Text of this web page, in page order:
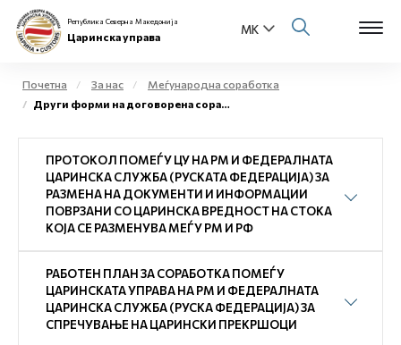
Физички лица
Бизнис заедница
Open
Open
Медиа центар
Република Северна Македонија
Царинска управа
Почетна За нас
Меѓународна соработка
Други форми на договорена соработка
ПРОТОКОЛ ПОМЕЃУ ЦУ НА РМ И ФЕДЕРАЛНАТА
ЦАРИНСКА СЛУЖБА (РУСКАТА ФЕДЕРАЦИЈА) ЗА
РАЗМЕНА НА ДОКУМЕНТИ И ИНФОРМАЦИИ
ПОВРЗАНИ СО ЦАРИНСКА ВРЕДНОСТ НА СТОКА
КОЈА СЕ РАЗМЕНУВА МЕЃУ РМ И РФ
РАБОТЕН ПЛАН ЗА СОРАБОТКА ПОМЕЃУ
ЦАРИНСКАТА УПРАВА НА РМ И ФЕДЕРАЛНАТА
ЦАРИНСКА СЛУЖБА (РУСКА ФЕДЕРАЦИЈА) ЗА
СПРЕЧУВАЊЕ НА ЦАРИНСКИ ПРЕКРШОЦИ